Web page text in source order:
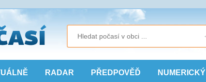
RADAR PŘEDPOVĚĎ NUMERICKÝ